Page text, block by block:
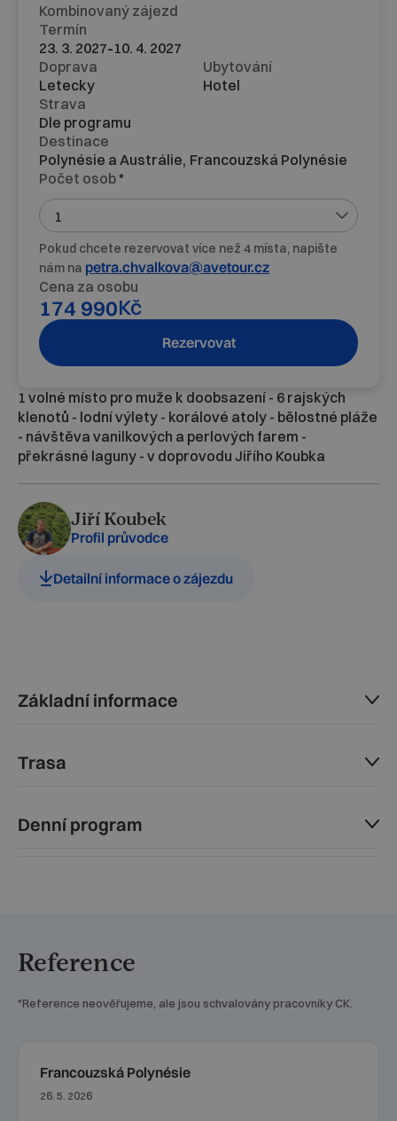
1 volné místo pro muže k doobsazení - 6 rajských
klenotů - lodní výlety - korálové atoly - bělostné pláže
- návštěva vanilkových a perlových farem -
překrásné laguny - v doprovodu Jiřího Koubka
Jiří Koubek
Profil průvodce
Detailní informace o zájezdu
Základní informace
Trasa
Denní program
Kombinovaný zájezd
Termín
23. 3. 2027-10. 4. 2027
Doprava
Letecky
Ubytování
Hotel
Strava
Dle programu
Destinace
Polynésie a Austrálie, Francouzská Polynésie
Počet osob*
Pokud chcete rezervovat více než 4 místa, napište
nám na petra.chvalkova@avetour.cz
Cena za osobu
174 990Kč
Rezervovat
Reference
*Reference neověřujeme, ale jsou schvalovány pracovníky CK.
Francouzská Polynésie
26. 5. 2026